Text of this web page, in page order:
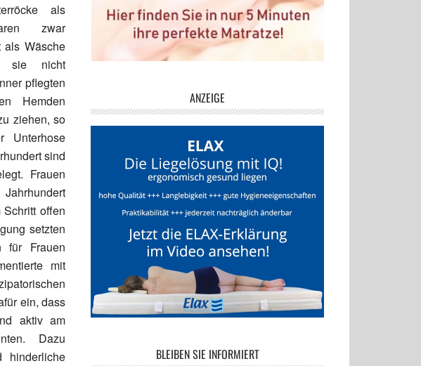
als
zwar
als Wäsche
sie nicht
pflegten
Hemden
ziehen, so
sind
Frauen
offen
setzten
für Frauen
mit
ein, dass
aktiv am
Dazu
hinderliche
ANZEIGE
BLEIBEN SIE INFORMIERT